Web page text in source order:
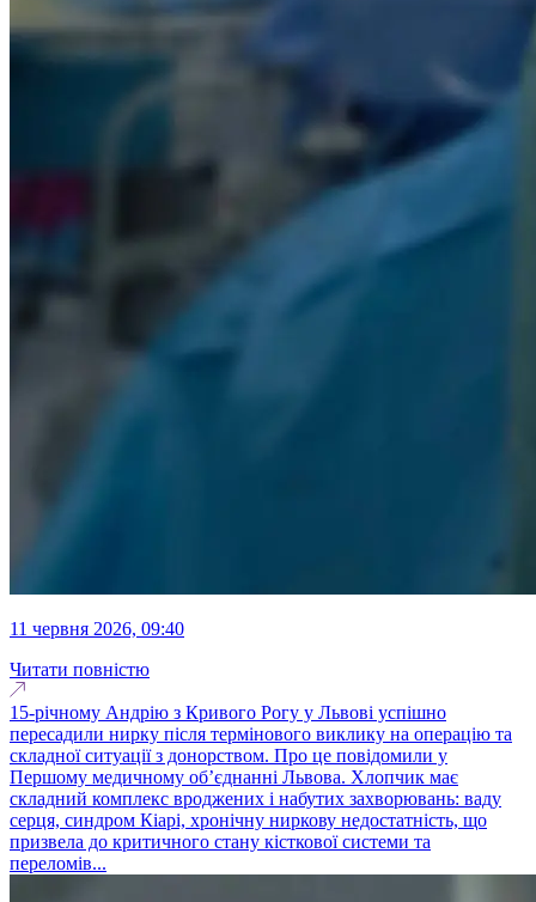
11 червня 2026, 09:40
Читати повністю
15-річному Андрію з Кривого Рогу у Львові успішно
пересадили нирку після термінового виклику на операцію та
складної ситуації з донорством. Про це повідомили у
Першому медичному об’єднанні Львова. Хлопчик має
складний комплекс вроджених і набутих захворювань: ваду
серця, синдром Кіарі, хронічну ниркову недостатність, що
призвела до критичного стану кісткової системи та
переломів...